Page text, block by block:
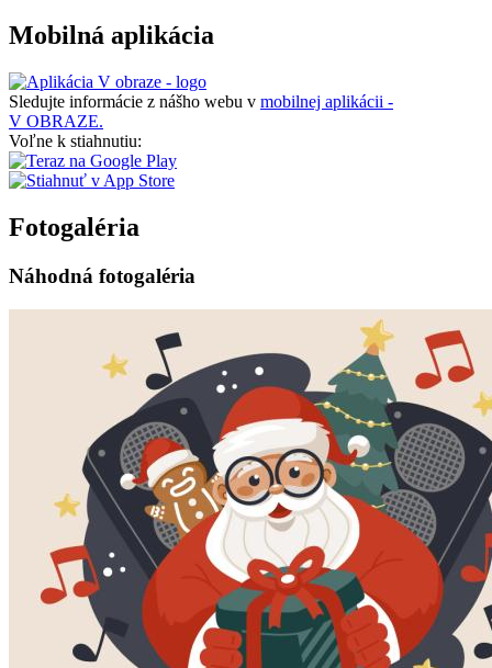
Mobilná aplikácia
Sledujte informácie z nášho webu v mobilnej aplikácii -
V OBRAZE.
Voľne k stiahnutiu:
Fotogaléria
Náhodná fotogaléria